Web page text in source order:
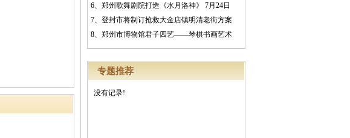
6、 郑州歌舞剧院打造《水月洛神》 7月24日
7、 登封市将制订抢救大金店镇明清老街方案
8、 郑州市博物馆君子四艺——琴棋书画艺术
专题推荐
没有记录!